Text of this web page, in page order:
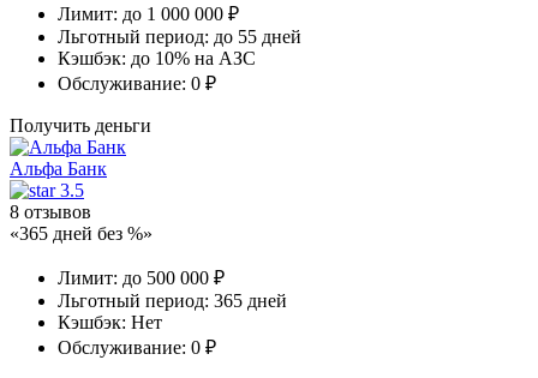
Лимит: до 1 000 000 ₽
Льготный период: до 55 дней
Кэшбэк: до 10% на АЗС
Обслуживание: 0 ₽
Получить деньги
Альфа Банк
3.5
8 отзывов
«365 дней без %»
Лимит: до 500 000 ₽
Льготный период: 365 дней
Кэшбэк: Нет
Обслуживание: 0 ₽